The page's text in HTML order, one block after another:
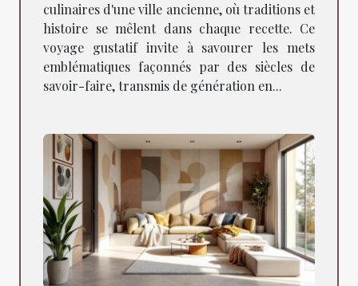
culinaires d'une ville ancienne, où traditions et
histoire se mêlent dans chaque recette. Ce
voyage gustatif invite à savourer les mets
emblématiques façonnés par des siècles de
savoir-faire, transmis de génération en...